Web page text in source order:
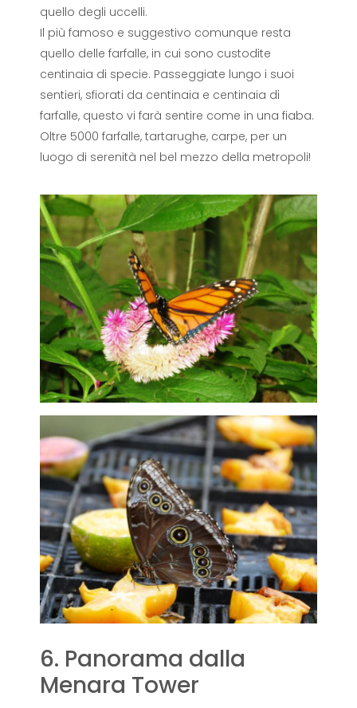
quello degli uccelli.
Il più famoso e suggestivo comunque resta
quello delle farfalle, in cui sono custodite
centinaia di specie. Passeggiate lungo i suoi
sentieri, sfiorati da centinaia e centinaia di
farfalle, questo vi farà sentire come in una fiaba.
Oltre 5000 farfalle, tartarughe, carpe, per un
luogo di serenità nel bel mezzo della metropoli!
6. Panorama dalla
Menara Tower